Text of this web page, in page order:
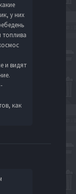
у них
топлива
и видят
как